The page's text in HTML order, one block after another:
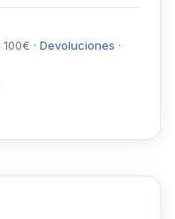
100€ · Devoluciones ·